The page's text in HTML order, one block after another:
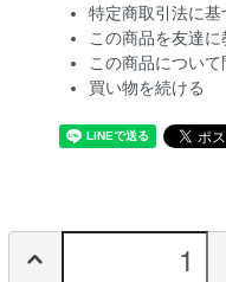
特定商取引法に
この商品を友達に
この商品につい
買い物を続ける